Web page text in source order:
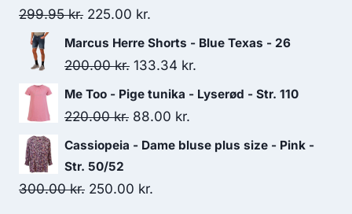
159.00 kr..110.00 kr..
299.95kr. Original
price
was:
225.00 kr.
price
is:
Marcus Herre Shorts - Blue Texas - 26
200.00kr. Original
price
was:
133.34 kr.
price
Me Too - Pige tunika - Lyserød - Str. 110
220.00kr. Original
price
220.00 kr..
88.00 kr.
price
Cassiopeia - Dame bluse plus size - Pink -
Str. 50/52
300.00kr. Original
250.00 kr.